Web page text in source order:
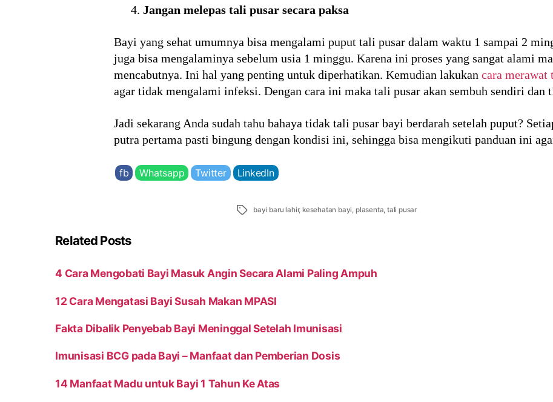
Jangan melepas tali pusar secara paksa
Bayi yang sehat umumnya bisa mengalami puput tali pusar dalam waktu 1 sampai 2
juga bisa mengalaminya sebelum usia 1 minggu. Karena ini proses yang sangat alami
mencabutnya. Ini hal yang penting untuk diperhatikan. Kemudian lakukan cara merawat
agar tidak mengalami infeksi. Dengan cara ini maka tali pusar akan sembuh sendiri dan
Jadi sekarang Anda sudah tahu bahaya tidak tali pusar bayi berdarah setelah puput?
putra pertama pasti bingung dengan kondisi ini, sehingga bisa mengikuti panduan ini
fb Whatsapp Twitter LinkedIn
Tags bayi baru lahir, kesehatan bayi, plasenta, tali pusar
Related Posts
4 Cara Mengobati Bayi Masuk Angin Secara Alami Paling Ampuh
12 Cara Mengatasi Bayi Susah Makan MPASI
Fakta Dibalik Penyebab Bayi Meninggal Setelah Imunisasi
Imunisasi BCG pada Bayi – Manfaat dan Pemberian Dosis
14 Manfaat Madu untuk Bayi 1 Tahun Ke Atas